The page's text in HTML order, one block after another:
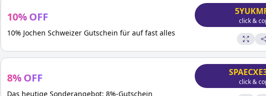
10%OFF
10% Jochen Schweizer Gutschein für auf fast alles
click &
8%OFF
Das heutige Sonderangebot: 8%-Gutschein
click &